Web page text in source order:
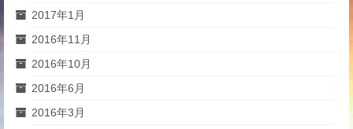
2017年1月
2016年11月
2016年10月
2016年6月
2016年3月